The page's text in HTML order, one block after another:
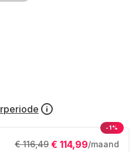
€ 114,99/maand
€ 116,49
-1%